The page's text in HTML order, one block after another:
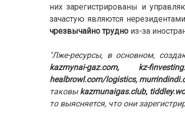
них зарегистрированы и
зачастую являются
чрезвычайно трудно из-за
"Лже-ресурсы, в основном,
kazmynai-gaz.com, kz-
healbrowl.com/logistics,
таковыkazmunaigas.club,
то выясняется, что они